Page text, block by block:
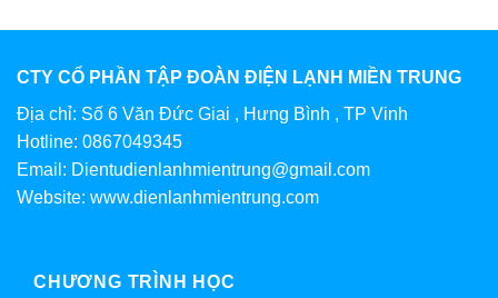
CTY CỔ PHẦN TẬP ĐOÀN ĐIỆN LẠNH MIỀN TRUNG
Địa chỉ: Số 6 Văn Đức Giai , Hưng Bình , TP Vinh
Hotline: 0867049345
Email: Dientudienlanhmientrung@gmail.com
Website: www.dienlanhmientrung.com
CHƯƠNG TRÌNH HỌC